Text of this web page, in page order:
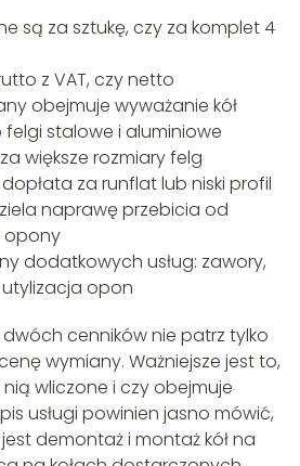
są za sztukę, czy za komplet 4
z VAT, czy netto
obejmuje wyważanie kół
stalowe i aluminiowe
większe rozmiary felg
za runflat lub niski profil
naprawę przebicia od
opony
dodatkowych usług: zawory,
opon
cenników nie patrz tylko
wymiany. Ważniejsze jest to,
wliczone i czy obejmuje
usługi powinien jasno mówić,
demontaż i montaż kół na